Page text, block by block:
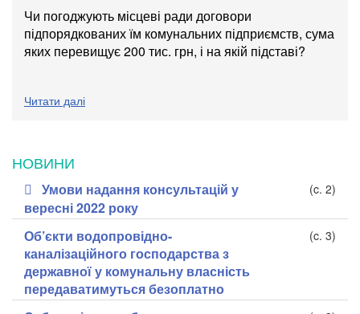
Чи погоджують місцеві ради договори
підпорядкованих їм комунальних підприємств, сума
яких перевищує 200 тис. грн, і на якій підставі?
Читати далі
НОВИНИ
Умови надання консультацій у
вересні 2022 року
(c. 2)
Об’єкти водопровідно-
каналізаційного господарства з
державної у комунальну власність
передаватимуться безоплатно
(c. 3)